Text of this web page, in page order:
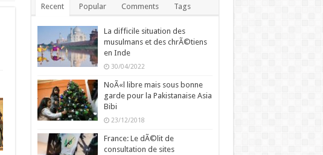
Recent Popular Comments Tags
La difficile situation des
musulmans et des chrÃ©tiens
en Inde
30/04/2022
NoÃ«l libre mais sous bonne
garde pour la Pakistanaise Asia
Bibi
23/12/2018
France: Le dÃ©lit de
consultation de sites